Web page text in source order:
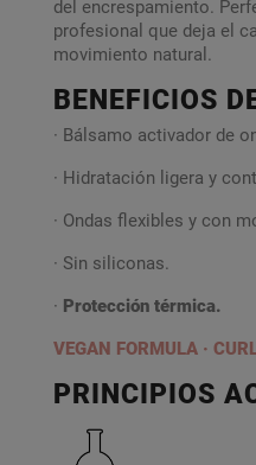
del encrespamiento.
profesional que deja el
movimiento natural.
BENEFICIOS
· Bálsamo activador de
· Hidratación ligera y
· Ondas flexibles y con
· Sin siliconas.
· Protección térmica.
VEGAN FORMULA ·
PRINCIPIOS